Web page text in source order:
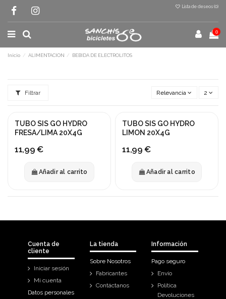
Lista de deseos (0)
0
Inicio ALIMENTACION BEBIDA DE ELECTROLITOS
Filtrar Relevancia 2
TUBO SIS GO HYDRO
FRESA/LIMA 20X4G
11,99 €
Añadir al carrito
TUBO SIS GO HYDRO
LIMON 20X4G
11,99 €
Añadir al carrito
Cuenta de
cliente
Iniciar sesión
Mi cuenta
Datos personales
La tienda
Sobre Nosotros
Fabricantes
Contáctanos
Información
Pago seguro
Envío
Política
Devoluciones